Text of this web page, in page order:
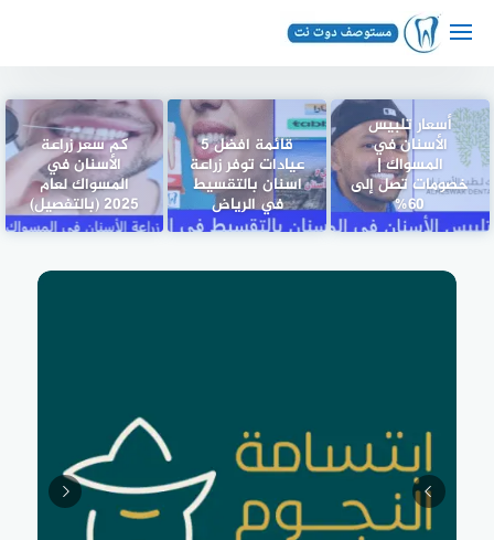
أسعار تلبيس
الأسنان في
المسواك |
خصومات تصل إلى
60%
قائمة افضل 5
عيادات توفر زراعة
اسنان بالتقسيط
في الرياض
كم سعر زراعة
الأسنان في
المسواك لعام
2025 (بالتفصيل)